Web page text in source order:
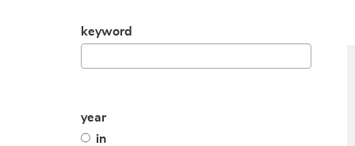
keyword
year
in